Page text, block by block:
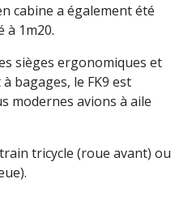
cabine a également été
1m20.
sièges ergonomiques et
bagages, le FK9 est
modernes avions à aile
tricycle (roue avant) ou